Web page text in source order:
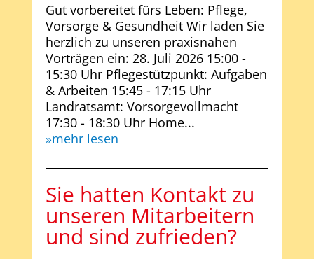
Gut vorbereitet fürs Leben: Pflege,
Vorsorge & Gesundheit Wir laden Sie
herzlich zu unseren praxisnahen
Vorträgen ein: 28. Juli 2026 15:00 -
15:30 Uhr Pflegestützpunkt: Aufgaben
& Arbeiten 15:45 - 17:15 Uhr
Landratsamt: Vorsorgevollmacht
17:30 - 18:30 Uhr Home...
mehr lesen
Sie hatten Kontakt zu
unseren Mitarbeitern
und sind zufrieden?